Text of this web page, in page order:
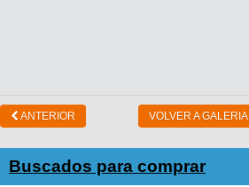
ANTERIOR VOLVER A GALERIA
Buscados para comprar